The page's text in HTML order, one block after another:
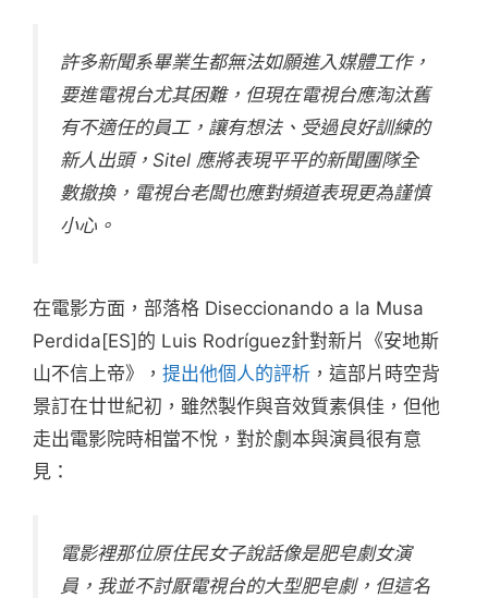
許多新聞系畢業生都無法如願進入媒體工作，
要進電視台尤其困難，但現在電視台應淘汰舊
有不適任的員工，讓有想法、受過良好訓練的
新人出頭，Sitel 應將表現平平的新聞團隊全
數撤換，電視台老闆也應對頻道表現更為謹慎
小心。
在電影方面，部落格 Diseccionando a la Musa
Perdida[ES]的 Luis Rodríguez針對新片《安地斯
山不信上帝》， 提出他個人的評析 ，這部片時空背
景訂在廿世紀初，雖然製作與音效質素俱佳，但他
走出電影院時相當不悅，對於劇本與演員很有意
見：
電影裡那位原住民女子說話像是肥皂劇女演
員，我並不討厭電視台的大型肥皂劇，但這名